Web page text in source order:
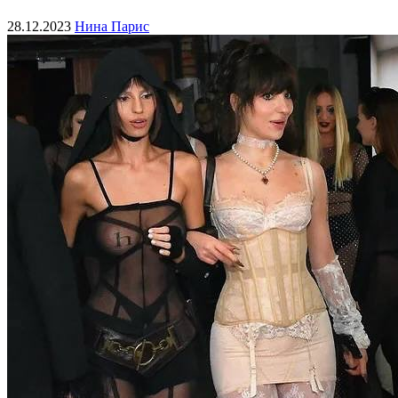
28.12.2023 Нина Парис